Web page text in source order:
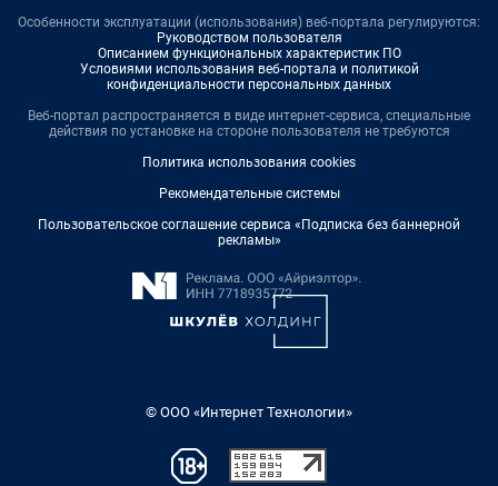
Особенности эксплуатации (использования) веб-портала регулируются:
Руководством пользователя
Описанием функциональных характеристик ПО
Условиями использования веб-портала и политикой
конфиденциальности персональных данных
Веб-портал распространяется в виде интернет-сервиса, специальные
действия по установке на стороне пользователя не требуются
Политика использования cookies
Рекомендательные системы
Пользовательское соглашение сервиса «Подписка без баннерной
рекламы»
© ООО «Интернет Технологии»